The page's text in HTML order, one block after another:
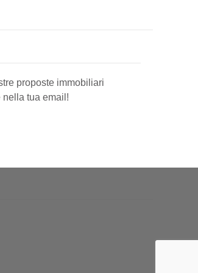
proposte immobiliari
nella tua email!